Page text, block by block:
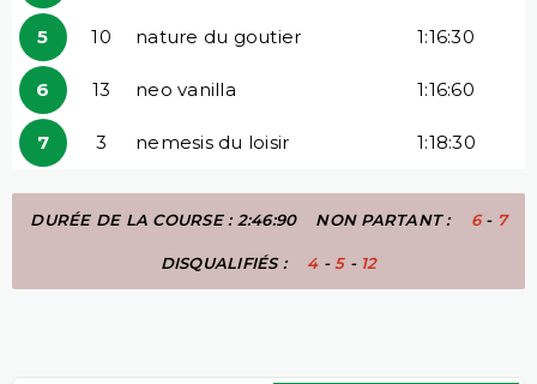
5 10 nature du goutier 1:16:30
6 13 neo vanilla 1:16:60
7 3 nemesis du loisir 1:18:30
DURÉE DE LA COURSE : 2:46:90 NON PARTANT : 6- 7
DISQUALIFIÉS : 4-5- 12